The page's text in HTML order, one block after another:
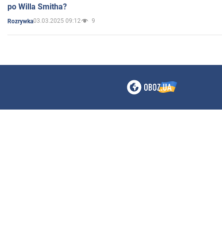
po Willa Smitha?
Rozrywka03.03.2025 09:12 9